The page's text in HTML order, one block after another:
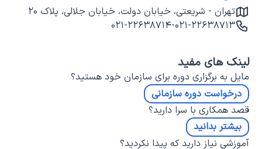
تهران - شریعتی، خیابان دولت، خیابان جلالی، پلاک ۲۰
۰۲۱-۲۲۶۳۸۷۱۳-۰۲۱-۲۲۶۳۸۷۱۴
لینک های مفید
مایل به برگزاری دوره برای سازمان خود هستید؟
درخواست دوره سازمانی
قصد همکاری با سرا دارید؟
بیشتر بدانید
آموزشی نیاز دارید که پیدا نکردید؟